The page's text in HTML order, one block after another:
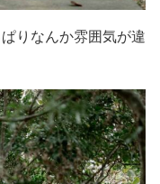
りなんか雰囲気が違